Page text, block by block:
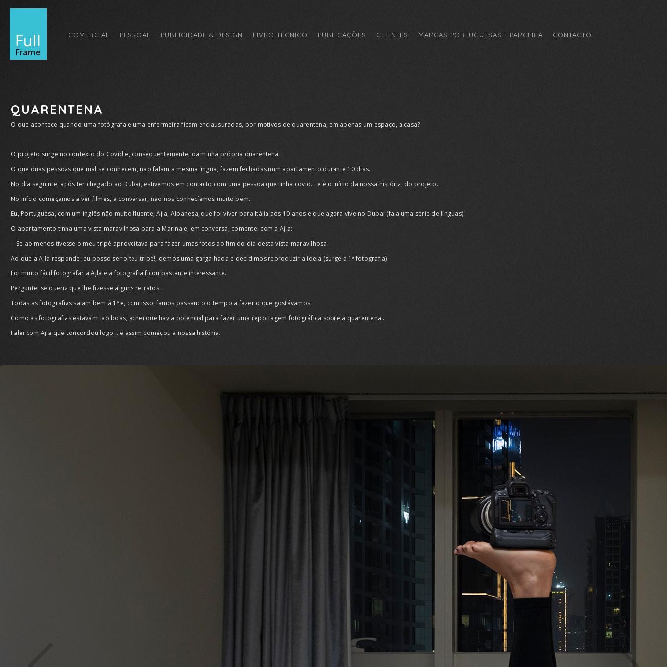
COMERCIAL PESSOAL PUBLICIDADE & DESIGN LIVRO TÉCNICO PUBLICAÇÕES CLIENTES MARCAS PORTUGUESAS - PARCERIA CONTACTO
QUARENTENA
O que acontece quando uma fotógrafa e uma enfermeira ficam enclausuradas, por motivos de quarentena, em apenas um espaço, a casa?
O projeto surge no contexto do Covid e, consequentemente, da minha própria quarentena.
O que duas pessoas que mal se conhecem, não falam a mesma língua, fazem fechadas num apartamento durante 10 dias.
No dia seguinte, após ter chegado ao Dubai, estivemos em contacto com uma pessoa que tinha covid... e é o início da nossa história, do projeto.
No início começamos a ver filmes, a conversar, não nos conhecíamos muito bem.
Eu, Portuguesa, com um inglês não muito fluente, Ajla, Albanesa, que foi viver para Itália aos 10 anos e que agora vive no Dubai (fala uma série de línguas).
O apartamento tinha uma vista maravilhosa para a Marina e, em conversa, comentei com a Ajla:
- Se ao menos tivesse o meu tripé aproveitava para fazer umas fotos ao fim do dia desta vista maravilhosa.
Ao que a Ajla responde: eu posso ser o teu tripé!, demos uma gargalhada e decidimos reproduzir a ideia (surge a 1ª fotografia).
Foi muito fácil fotografar a Ajla e a fotografia ficou bastante interessante.
Perguntei se queria que lhe fizesse alguns retratos.
Todas as fotografias saiam bem à 1ª e, com isso, íamos passando o tempo a fazer o que gostávamos.
Como as fotografias estavam tão boas, achei que havia potencial para fazer uma reportagem fotográfica sobre a quarentena…
Falei com Ajla que concordou logo... e assim começou a nossa história.